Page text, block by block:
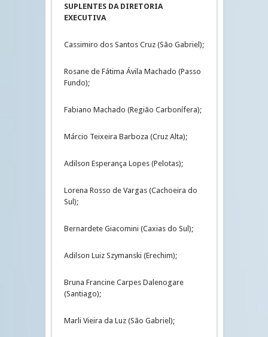
SUPLENTES DA DIRETORIA
EXECUTIVA
Cassimiro dos Santos Cruz (São Gabriel);
Rosane de Fátima Ávila Machado (Passo
Fundo);
Fabiano Machado (Região Carbonífera);
Márcio Teixeira Barboza (Cruz Alta);
Adilson Esperança Lopes (Pelotas);
Lorena Rosso de Vargas (Cachoeira do
Sul);
Bernardete Giacomini (Caxias do Sul);
Adilson Luiz Szymanski (Erechim);
Bruna Francine Carpes Dalenogare
(Santiago);
Marli Vieira da Luz (São Gabriel);